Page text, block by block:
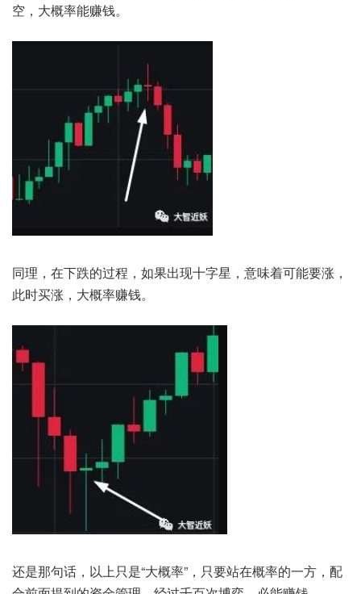
空，大概率能赚钱。
同理，在下跌的过程，如果出现十字星，意味着可能要涨，
此时买涨，大概率赚钱。
还是那句话，以上只是“大概率”，只要站在概率的一方，配